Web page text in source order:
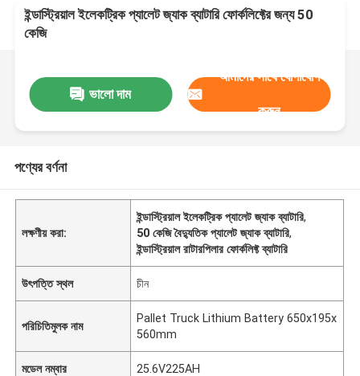
ইন্ডাস্ট্রিয়াল ইলেকট্রিক প্যালেট জ্যাক ব্যাটারি ফোর্কলিফ্টের জন্য 50
কেজি
ভালো দাম
আমাদের সাথে যোগাযোগ
করুন
পণ্যের বর্ণনা
লক্ষণীয় করা:
ইন্ডাস্ট্রিয়াল ইলেকট্রিক প্যালেট জ্যাক ব্যাটারি,
50 কেজি বৈদ্যুতিক প্যালেট জ্যাক ব্যাটারি,
ইন্ডাস্ট্রিয়াল রাটারপিলার ফোর্কলিফ্ট ব্যাটারি
উৎপত্তি স্থল চীন
পরিচিতিমুলক নাম
Pallet Truck Lithium Battery 650x195x
560mm
মডেল নম্বার 25.6V225AH